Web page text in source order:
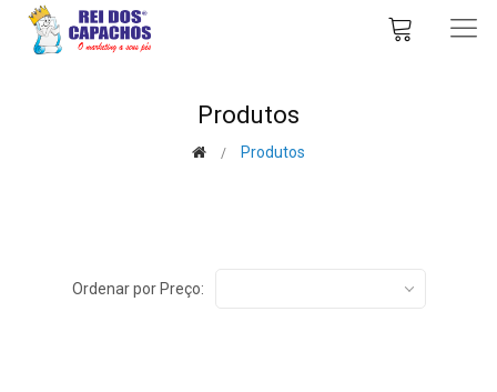
Produtos
Produtos
Ordenar por Preço: